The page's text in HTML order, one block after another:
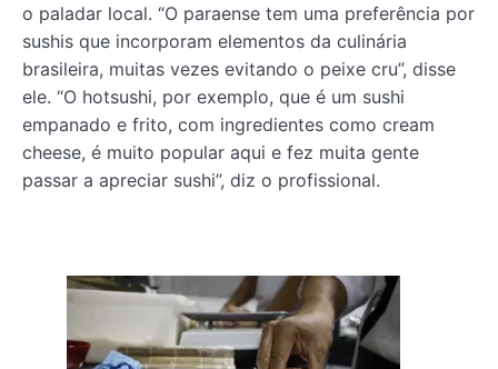
o paladar local. “O paraense tem uma preferência por
sushis que incorporam elementos da culinária
brasileira, muitas vezes evitando o peixe cru”, disse
ele. “O hotsushi, por exemplo, que é um sushi
empanado e frito, com ingredientes como cream
cheese, é muito popular aqui e fez muita gente
passar a apreciar sushi”, diz o profissional.